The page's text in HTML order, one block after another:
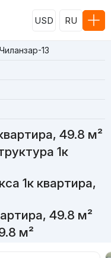
USD RU
13
49.8 м²
1к
1к квартира,
49.8 м²
м²